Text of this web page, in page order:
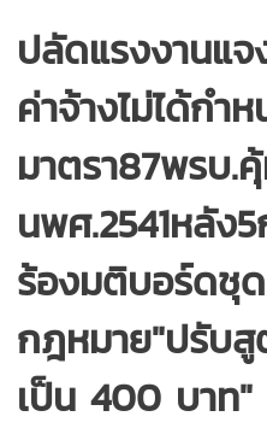
ปลัดแรงงานแ
ค่าจ้างไม่ได้กำ
มาตรา87พรบ.
นพศ.2541หลัง
ร้องมติบอร์ดชุ
กฎหมาย"ปรับ
เป็น 400 บาท"